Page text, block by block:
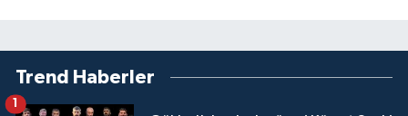
Trend Haberler